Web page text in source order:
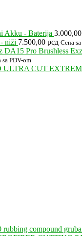
Akku - Baterija 3.000,00
niži 7.500,00 рсд Cena
DA15 Pro Brushless
sa PDV-om
ULTRA CUT
compound